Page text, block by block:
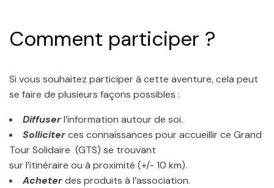
Comment participer ?
Si vous souhaitez participer à cette aventure, cela peut
se faire de plusieurs façons possibles :
Diffuserl’information autour de soi.
Solliciterces connaissances pour accueillir ce Grand
Tour Solidaire (GTS) se trouvant
sur l’itinéraire ou à proximité (+/- 10 km).
Acheterdes produits à l’association.